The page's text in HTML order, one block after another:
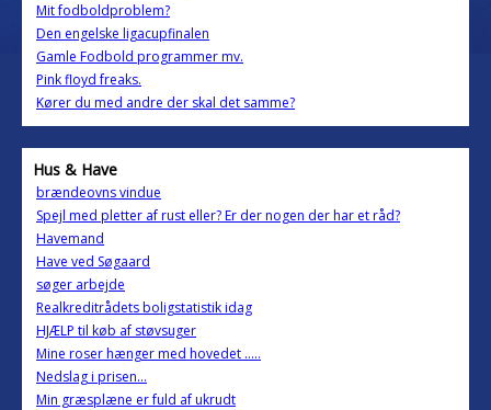
Mit fodboldproblem?
Den engelske ligacupfinalen
Gamle Fodbold programmer mv.
Pink floyd freaks.
Kører du med andre der skal det samme?
Hus & Have
brændeovns vindue
Spejl med pletter af rust eller? Er der nogen der har et råd?
Havemand
Have ved Søgaard
søger arbejde
Realkreditrådets boligstatistik idag
HJÆLP til køb af støvsuger
Mine roser hænger med hovedet .....
Nedslag i prisen...
Min græsplæne er fuld af ukrudt